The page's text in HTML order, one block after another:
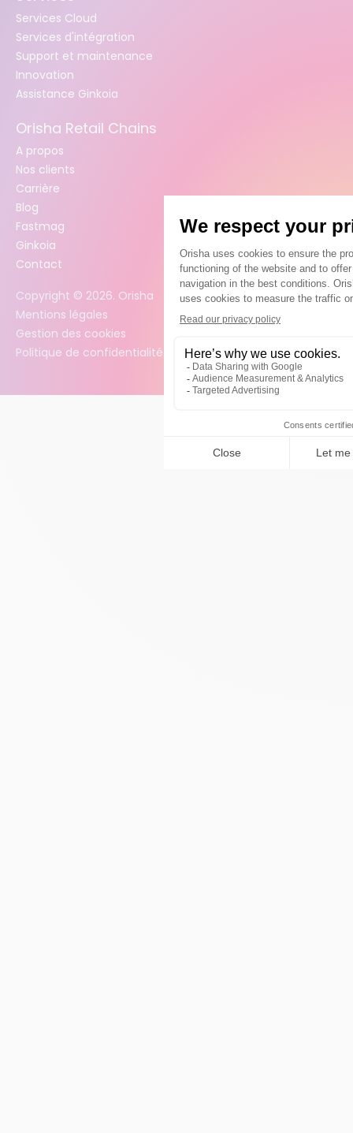
Services Cloud
Services d'intégration
Support et maintenance
Innovation
Assistance Ginkoia
Orisha Retail Chains
A propos
Nos clients
Carrière
Blog
Fastmag
Ginkoia
Contact
Copyright © 2026. Orisha
Mentions légales
Gestion des cookies
Politique de confidentialité